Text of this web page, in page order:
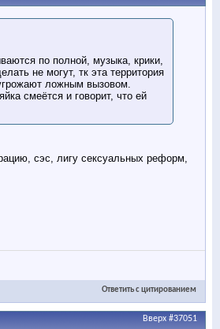
по полной, музыка, крики,
не могут, тк эта территория
ложным вызовом.
смеётся и говорит, что ей
сэс, лигу сексуальных реформ,
Ответить с цитированием
Вверх #37051